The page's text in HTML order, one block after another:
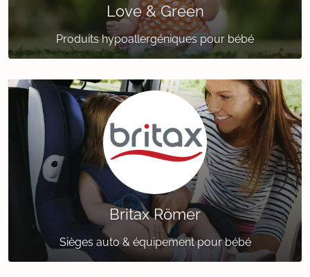
Love & Green
Produits hypoallergéniques pour bébé
Britax Römer
Sièges auto & équipement pour bébé